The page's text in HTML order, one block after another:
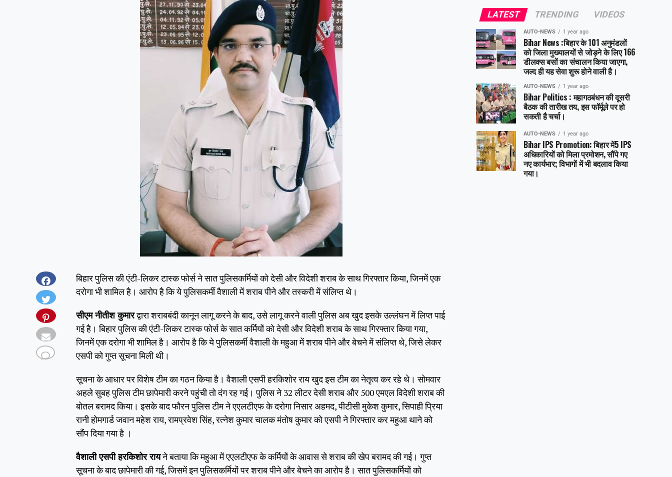
बिहार पुलिस की एंटी-लिकर टास्क फोर्स ने सात पुलिसकर्मियों को देसी और विदेशी शराब के साथ गिरफ्तार किया, जिनमें एक
दरोगा भी शामिल है। आरोप है कि ये पुलिसकर्मी वैशाली में शराब पीने और तस्करी में संलिप्त थे।
सीएम नीतीश कुमारद्वारा शराबबंदी कानून लागू करने के बाद, उसे लागू करने वाली पुलिस अब खुद इसके उल्लंघन में लिप्त पाई
गई है। बिहार पुलिस की एंटी-लिकर टास्क फोर्स के सात कर्मियों को देसी और विदेशी शराब के साथ गिरफ्तार किया गया,
जिनमें एक दरोगा भी शामिल है। आरोप है कि ये पुलिसकर्मी वैशाली के महुआ में शराब पीने और बेचने में संलिप्त थे, जिसे लेकर
एसपी को गुप्त सूचना मिली थी।
सूचना के आधार पर विशेष टीम का गठन किया है। वैशाली एसपी हरकिशोर राय खुद इस टीम का नेतृत्व कर रहे थे। सोमवार
अहले सुबह पुलिस टीम छापेमारी करने पहुंची तो दंग रह गई। पुलिस ने 32 लीटर देसी शराब और 500 एमएल विदेशी शराब की
बोतल बरामद किया। इसके बाद फौरन पुलिस टीम ने एएलटीएफ के दरोगा निसार अहमद, पीटीसी मुकेश कुमार, सिपाही प्रिया
रानी होमगार्ड जवान महेश राय, रामप्रवेश सिंह, रत्नेश कुमार चालक मंतोष कुमार को एसपी ने गिरफ्तार कर महुआ थाने को
सौंप दिया गया है ।
वैशाली एसपी हरकिशोर रायने बताया कि महुआ में एएलटीएफ के कर्मियों के आवास से शराब की खेप बरामद की गई। गुप्त
सूचना के बाद छापेमारी की गई, जिसमें इन पुलिसकर्मियों पर शराब पीने और बेचने का आरोप है। सात पुलिसकर्मियों को
LATEST TRENDING VIDEOS
AUTO-NEWS 1 year ago
Bihar News :बिहार के 101 अनुमंडलों
को जिला मुख्यालयों से जोड़ने के लिए 166
डीलक्स बसों का संचालन किया जाएगा,
जल्द ही यह सेवा शुरू होने वाली है।
AUTO-NEWS 1 year ago
Bihar Politics : महागठबंधन की दूसरी
बैठक की तारीख तय, इस फॉर्मूले पर हो
सकती है चर्चा।
AUTO-NEWS 1 year ago
Bihar IPS Promotion: बिहार में5 IPS
अधिकारियों को मिला प्रमोशन, सौंपे गए
नए कार्यभार; विभागों में भी बदलाव किया
गया।